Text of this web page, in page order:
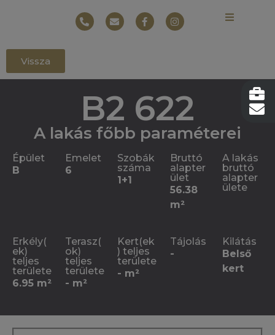
Vissza
B2 622
A lakás főbb paraméterei
Épület
B
Emelet
6
Szobák
száma
1+1
Bruttó
alapter
ület
56.38
m²
A lakás
bruttó
alapter
ülete
Erkély(
ek)
teljes
területe
6.95 m²
Terasz(
ok)
teljes
területe
- m²
Kert(ek
) teljes
területe
- m²
Tájolás
-
Kilátás
Belső
kert